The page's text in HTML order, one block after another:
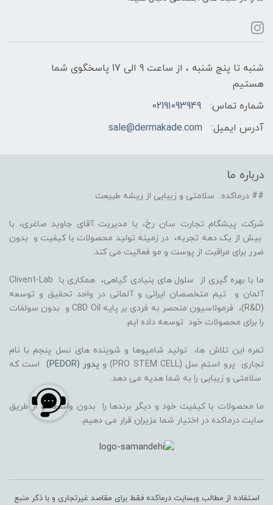
شنبه تا پنج شنبه ، از ساعت 9 الی 17 پاسخگوی شما
هستیم
شماره تماس:
02191093949
آدرس ایمیل:
sale@dermakade.com
درباره ما
## درماکده: سلامتی و زیبایی از ریشه طبیعت
شرکت پیشگام تجارت سان رخ، با مدیریت آقای جاوید صاغری، با
بیش از یک دهه تجربه، در زمینه تولید محصولات با کیفیت و بدون
ضرر برای مراقبت از پوست و مو فعالیت می کند.
ما با بهره گیری از سلول های بنیادی گیاهی، همکاری با Clivent-Lab
آلمان و تیم متخصصان ایرانی و آلمانی در واحد تحقیق و توسعه
(R&D)، فرمولاسیون منحصر به فردی بر پایه CBD Oil و بدون سولفات
را برای محصولات خود توسعه داده ایم.
ثمره این تلاش ها، تولید شامپوها و شوینده های نسل پنجم با نام
تجاری پرو استم سل (PRO STEM CELL) و
پدور (PEDOR)
است که
سلامتی و زیبایی را به شما هدیه می دهد.
ما محصولات با کیفیت خود و دیگر برندها را بدون واسطه و از طریق
سایت درماکده در اختیار شما عزیران قرار می دهیم.
استفاده از مطالب وبسایت درماکده فقط برای مقاصد غیرتجاری و با ذکر منبع